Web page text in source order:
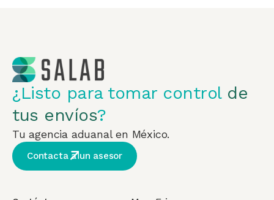
¿Listo para tomar control de
tus envíos?
Tu agencia aduanal en México.
Contacta a un asesor